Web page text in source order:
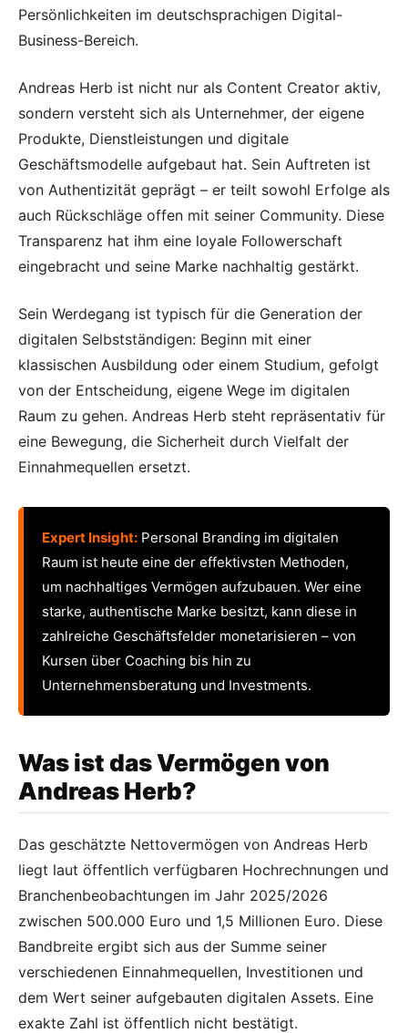
Persönlichkeiten im deutschsprachigen Digital-
Business-Bereich.
Andreas Herb ist nicht nur als Content Creator aktiv,
sondern versteht sich als Unternehmer, der eigene
Produkte, Dienstleistungen und digitale
Geschäftsmodelle aufgebaut hat. Sein Auftreten ist
von Authentizität geprägt – er teilt sowohl Erfolge als
auch Rückschläge offen mit seiner Community. Diese
Transparenz hat ihm eine loyale Followerschaft
eingebracht und seine Marke nachhaltig gestärkt.
Sein Werdegang ist typisch für die Generation der
digitalen Selbstständigen: Beginn mit einer
klassischen Ausbildung oder einem Studium, gefolgt
von der Entscheidung, eigene Wege im digitalen
Raum zu gehen. Andreas Herb steht repräsentativ für
eine Bewegung, die Sicherheit durch Vielfalt der
Einnahmequellen ersetzt.
Expert Insight: Personal Branding im digitalen
Raum ist heute eine der effektivsten Methoden,
um nachhaltiges Vermögen aufzubauen. Wer eine
starke, authentische Marke besitzt, kann diese in
zahlreiche Geschäftsfelder monetarisieren – von
Kursen über Coaching bis hin zu
Unternehmensberatung und Investments.
Was ist das Vermögen von
Andreas Herb?
Das geschätzte Nettovermögen von Andreas Herb
liegt laut öffentlich verfügbaren Hochrechnungen und
Branchenbeobachtungen im Jahr 2025/2026
zwischen 500.000 Euro und 1,5 Millionen Euro. Diese
Bandbreite ergibt sich aus der Summe seiner
verschiedenen Einnahmequellen, Investitionen und
dem Wert seiner aufgebauten digitalen Assets. Eine
exakte Zahl ist öffentlich nicht bestätigt.